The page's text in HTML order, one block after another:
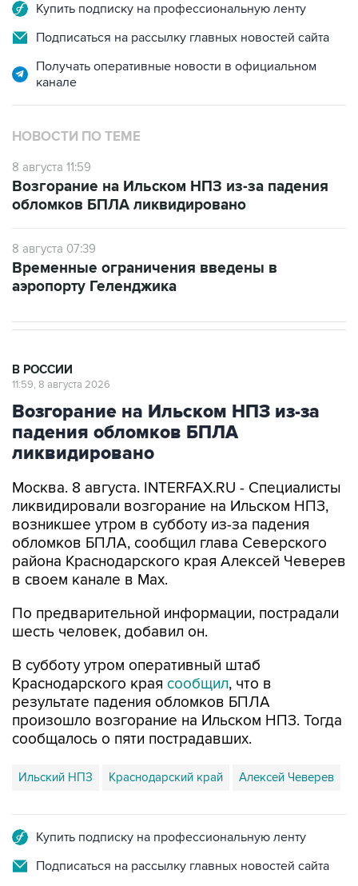
Купить подписку на профессиональную ленту
Подписаться на рассылку главных новостей сайта
Получать оперативные новости в официальном
канале
НОВОСТИ ПО ТЕМЕ
8 августа 11:59
Возгорание на Ильском НПЗ из-за падения
обломков БПЛА ликвидировано
8 августа 07:39
Временные ограничения введены в
аэропорту Геленджика
В РОССИИ
11:59, 8 августа 2026
Возгорание на Ильском НПЗ из-за
падения обломков БПЛА
ликвидировано
Москва. 8 августа. INTERFAX.RU - Специалисты
ликвидировали возгорание на Ильском НПЗ,
возникшее утром в субботу из-за падения
обломков БПЛА, сообщил глава Северского
района Краснодарского края Алексей Чеверев
в своем канале в Max.
По предварительной информации, пострадали
шесть человек, добавил он.
В субботу утром оперативный штаб
Краснодарского края сообщил, что в
результате падения обломков БПЛА
произошло возгорание на Ильском НПЗ. Тогда
сообщалось о пяти пострадавших.
Ильский НПЗ Краснодарский край Алексей Чеверев
Купить подписку на профессиональную ленту
Подписаться на рассылку главных новостей сайта